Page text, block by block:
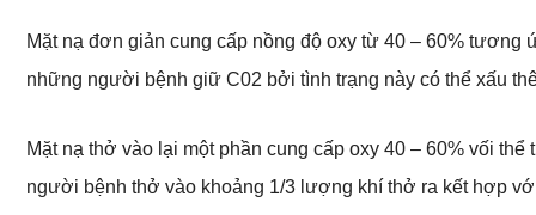
Mặt nạ đơn giản cung cấp nồng độ oxy từ 40 – 60%
những người bệnh giữ C02 bởi tình trạng này có thể xấu
Mặt nạ thở vào lại một phần cung cấp oxy 40 – 60% vối
người bệnh thở vào khoảng 1/3 lượng khí thở ra kết hợp